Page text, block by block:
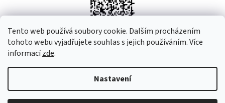
Tento web používá soubory cookie. Dalším procházením
tohoto webu vyjadřujete souhlas s jejich používáním. Více
informacízde.
Nastavení